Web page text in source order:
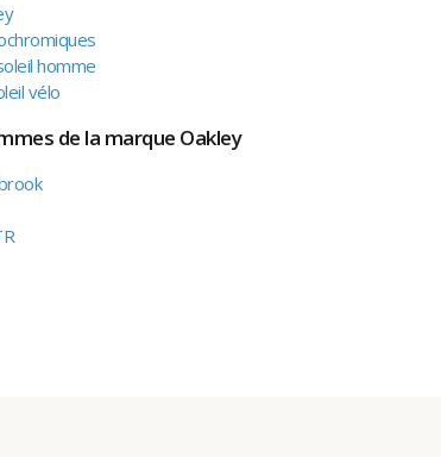
homme
vélo
de la marque Oakley